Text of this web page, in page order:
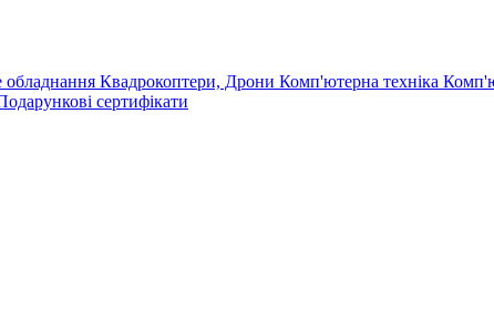
обладнання Квадрокоптери, Дрони Комп'ютерна техніка
сертифікати